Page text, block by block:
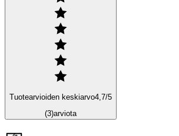
Tuotearvioiden keskiarvo4,7/5
(3)arviota